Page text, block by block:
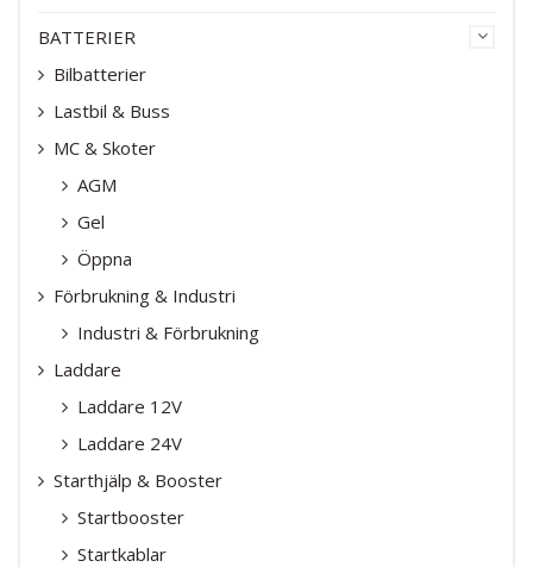
BATTERIER
Bilbatterier
Lastbil & Buss
MC & Skoter
AGM
Gel
Öppna
Förbrukning & Industri
Industri & Förbrukning
Laddare
Laddare 12V
Laddare 24V
Starthjälp & Booster
Startbooster
Startkablar